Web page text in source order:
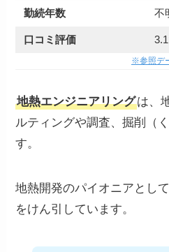
勤続年数 不
口コミ評価
※参照デ
地熱エンジニアリングは、
ルティングや調査、掘削（
す。
地熱開発のパイオニアとし
をけん引しています。